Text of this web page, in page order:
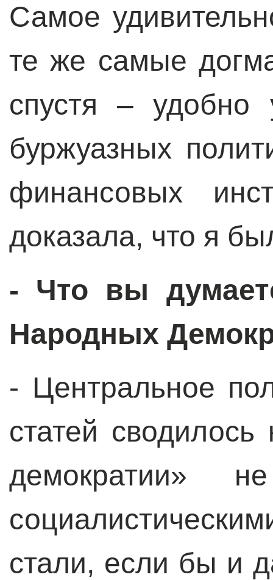
Самое
те же самые
спустя – удобно
буржуазных
финансовых
доказала, что я
- Что вы
Народных
- Центральное
статей
демократии»
стали, если бы и